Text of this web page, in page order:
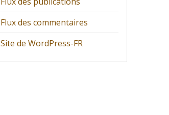
Flux des commentaires
Site de WordPress-FR